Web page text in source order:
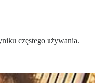
częstego używania.